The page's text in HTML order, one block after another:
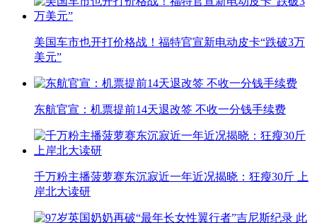
美国车市也开打价格战！福特官宣新电动皮卡“跌破3万
美元”
东航官宣：机票提前14天退改签 不收一分钱手续费
千万粉主播菠萝赛东沉寂近一年近况揭晓：狂瘦30斤 上
岸北大读研